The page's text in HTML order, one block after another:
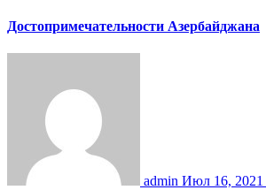
Достопримечательности Азербайджана
admin Июл 16, 2021